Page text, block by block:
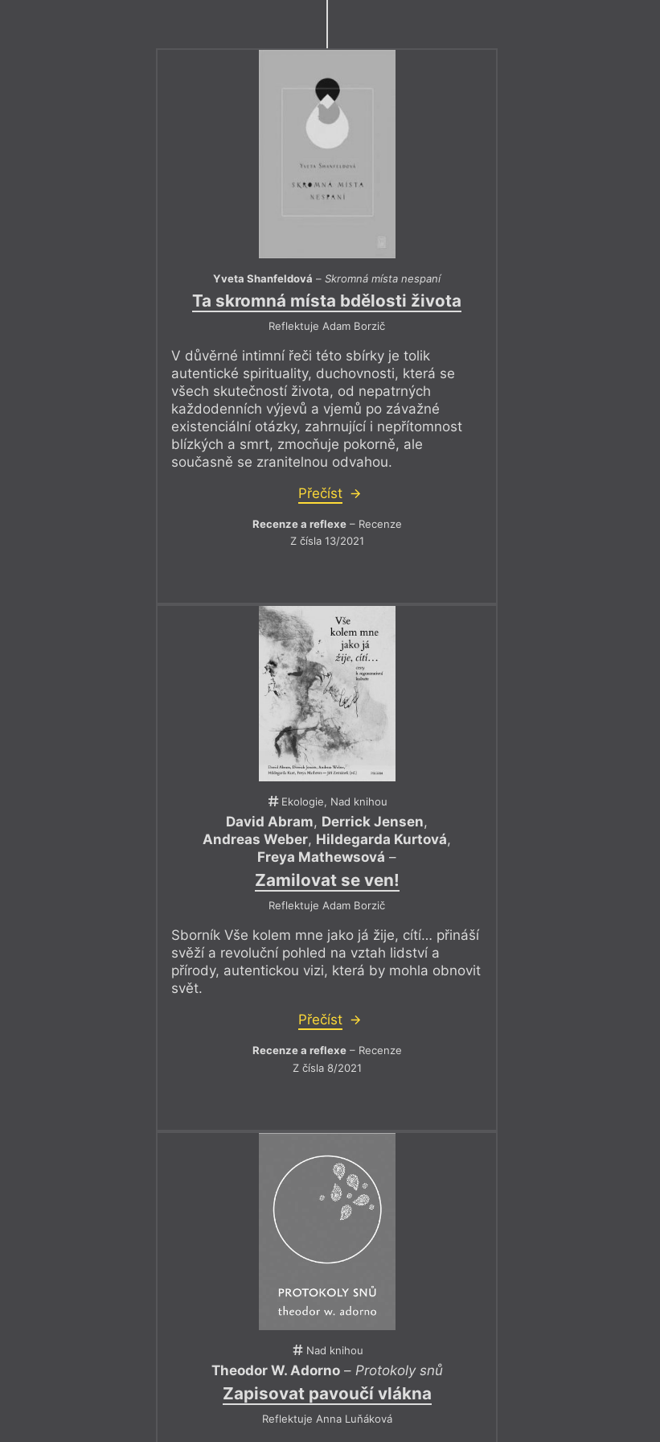
Yveta Shanfeldová –Skromná místa nespaní
Ta skromná místa bdělosti života
Reflektuje Adam Borzič
V důvěrné intimní řeči této sbírky je tolik
autentické spirituality, duchovnosti, která se
všech skutečností života, od nepatrných
každodenních výjevů a vjemů po závažné
existenciální otázky, zahrnující i nepřítomnost
blízkých a smrt, zmocňuje pokorně, ale
současně se zranitelnou odvahou.
Přečíst
Recenze a reflexe– Recenze
Z čísla 13/2021
Ekologie, Nad knihou
David Abram, Derrick Jensen,
Andreas Weber, Hildegarda Kurtová,
Freya Mathewsová –
Zamilovat se ven!
Reflektuje Adam Borzič
Sborník Vše kolem mne jako já žije, cítí… přináší
svěží a revoluční pohled na vztah lidství a
přírody, autentickou vizi, která by mohla obnovit
svět.
Přečíst
Recenze a reflexe– Recenze
Z čísla 8/2021
Nad knihou
Theodor W. Adorno– Protokoly snů
Zapisovat pavoučí vlákna
Reflektuje Anna Luňáková